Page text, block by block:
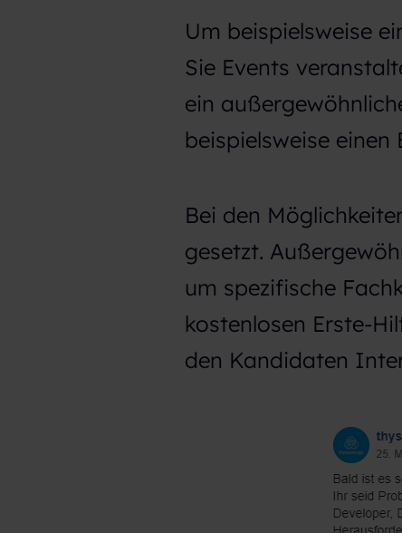
l
Um beispielsweise
Sie Events
ein
beispielsweise
Bei den
gesetzt.
um spezifische
kostenlosen Erste-
den Kandidaten